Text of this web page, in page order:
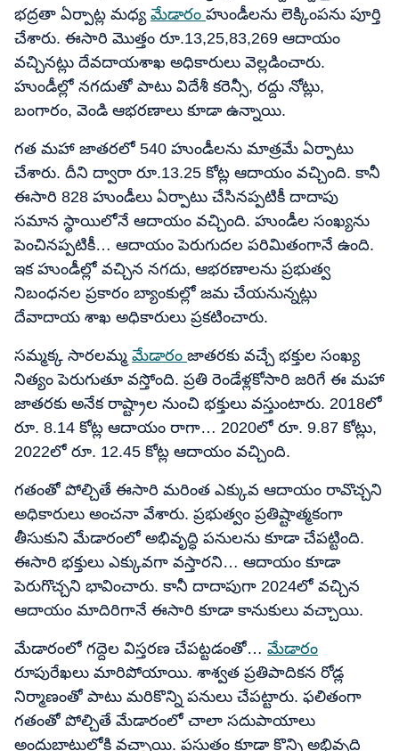
భద్రతా ఏర్పాట్ల మధ్య మేడారం హుండీలను లెక్కింపను పూర్తి
చేశారు. ఈసారి మొత్తం రూ.13,25,83,269 ఆదాయం
వచ్చినట్లు దేవదాయశాఖ అధికారులు వెల్లడించారు.
హుండీల్లో నగదుతో పాటు విదేశీ కరెన్సీ, రద్దు నోట్లు,
బంగారం, వెండి ఆభరణాలు కూడా ఉన్నాయి.
గత మహా జాతరలో 540 హుండీలను మాత్రమే ఏర్పాటు
చేశారు. దీని ద్వారా రూ.13.25 కోట్ల ఆదాయం వచ్చింది. కానీ
ఈసారి 828 హుండీలు ఏర్పాటు చేసినప్పటికీ దాదాపు
సమాన స్థాయిలోనే ఆదాయం వచ్చింది. హుండీల సంఖ్యను
పెంచినప్పటికీ… ఆదాయం పెరుగుదల పరిమితంగానే ఉంది.
ఇక హుండీల్లో వచ్చిన నగదు, ఆభరణాలను ప్రభుత్వ
నిబంధనల ప్రకారం బ్యాంకుల్లో జమ చేయనున్నట్లు
దేవాదాయ శాఖ అధికారులు ప్రకటించారు.
సమ్మక్క సారలమ్మ మేడారం జాతరకు వచ్చే భక్తుల సంఖ్య
నిత్యం పెరుగుతూ వస్తోంది. ప్రతి రెండేళ్లకోసారి జరిగే ఈ మహా
జాతరకు అనేక రాష్ట్రాల నుంచి భక్తులు వస్తుంటారు. 2018లో
రూ. 8.14 కోట్ల ఆదాయం రాగా… 2020లో రూ. 9.87 కోట్లు,
2022లో రూ. 12.45 కోట్ల ఆదాయం వచ్చింది.
గతంతో పోల్చితే ఈసారి మరింత ఎక్కువ ఆదాయం రావొచ్చని
అధికారులు అంచనా వేశారు. ప్రభుత్వం ప్రతిష్టాత్మకంగా
తీసుకుని మేడారంలో అభివృద్ధి పనులను కూడా చేపట్టింది.
ఈసారి భక్తులు ఎక్కువగా వస్తారని… ఆదాయం కూడా
పెరుగొచ్చని భావించారు. కానీ దాదాపుగా 2024లో వచ్చిన
ఆదాయం మాదిరిగానే ఈసారి కూడా కానుకులు వచ్చాయి.
మేడారంలో గద్దెల విస్తరణ చేపట్టడంతో… మేడారం
రూపురేఖలు మారిపోయాయి. శాశ్వత ప్రతిపాదికన రోడ్ల
నిర్మాణంతో పాటు మరికొన్ని పనులు చేపట్టారు. ఫలితంగా
గతంతో పోల్చితే మేడారంలో చాలా సదుపాయాలు
అందుబాటులోకి వచ్చాయి. ప్రస్తుతం కూడా కొన్ని అభివృద్ధి